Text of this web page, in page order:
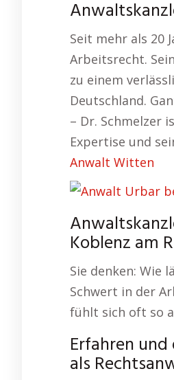
Seit mehr als 20
Arbeitsrecht.
zu einem
Deutschland.
– Dr. Schmelzer
Expertise und
Anwalt Witten
Koblenz am
Sie denken: Wie
Schwert in der
fühlt sich oft so
Erfahren
als